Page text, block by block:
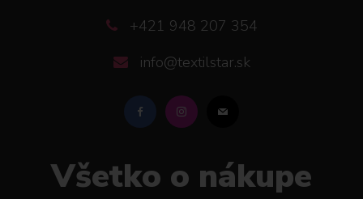
+421 948 207 354
info@textilstar.sk
Všetko o nákupe